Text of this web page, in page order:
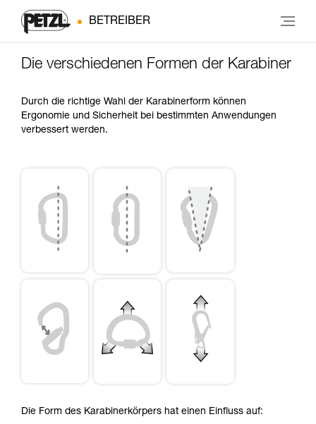
BETREIBER
Die verschiedenen Formen der Karabiner
Durch die richtige Wahl der Karabinerform können
Ergonomie und Sicherheit bei bestimmten Anwendungen
verbessert werden.
Die Form des Karabinerkörpers hat einen Einfluss auf: